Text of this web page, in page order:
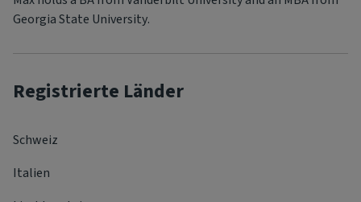
Georgia State University.
Registrierte Länder
Schweiz
Italien